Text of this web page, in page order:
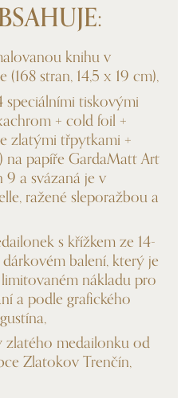
knihu v
stran, 14,5 x 19 cm),
speciálními tiskovými
+ cold foil +
zlatými třpytkami +
na papíře GardaMatt Art
9 a svázaná je v
ražené sleporažbou a
s křížkem ze 14-
balení, který je
nákladu pro
a podle grafického
zlatého medailonku od
Zlatokov Trenčín,